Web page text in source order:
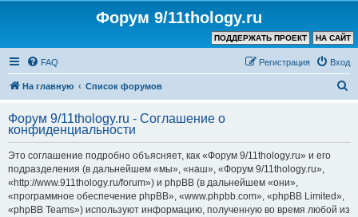
Форум 9/11thology.ru
НА САЙТ
ПОДДЕРЖАТЬ ПРОЕКТ
FAQ Вход
Регистрация
На главную Список форумов
с
Форум 9/11thology.ru - Соглашение о
конфиденциальности
Это соглашение подробно объясняет, как «Форум 9/11thology.ru» и его
подразделения (в дальнейшем «мы», «наш», «Форум 9/11thology.ru»,
«http://www.911thology.ru/forum») и phpBB (в дальнейшем «они»,
«программное обеспечение phpBB», «www.phpbb.com», «phpBB Limited»,
«phpBB Teams») используют информацию, полученную во время любой из